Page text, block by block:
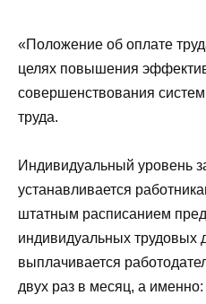
«Положение об оплате
целях повышения
совершенствования
труда.
Индивидуальный уровень
устанавливается
штатным расписанием
индивидуальных трудовых
выплачивается
двух раз в месяц, а